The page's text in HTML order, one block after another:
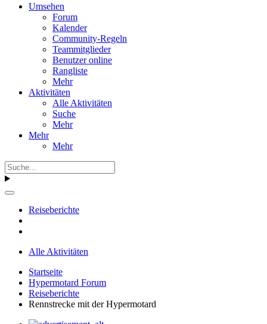
Umsehen
Forum
Kalender
Community-Regeln
Teammitglieder
Benutzer online
Rangliste
Mehr
Aktivitäten
Alle Aktivitäten
Suche
Mehr
Mehr
Mehr
Reiseberichte
Alle Aktivitäten
Startseite
Hypermotard Forum
Reiseberichte
Rennstrecke mit der Hypermotard